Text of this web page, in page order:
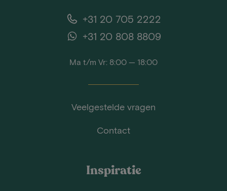
+31 20 705 2222
+31 20 808 8809
Ma t/m Vr: 8:00 — 18:00
Veelgestelde vragen
Contact
Inspiratie